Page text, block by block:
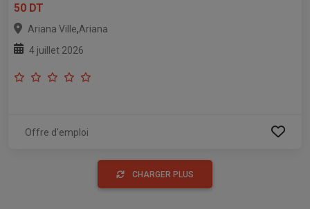
50 DT
Ariana Ville,Ariana
4 juillet 2026
Offre d'emploi
CHARGER PLUS